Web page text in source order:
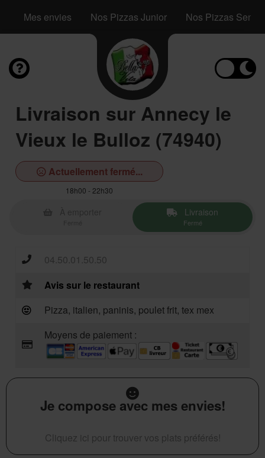
Mes envies Nos Pizzas Junior Nos Pizzas Senior
Livraison sur Annecy le
Vieux le Bulloz (74940)
Actuellement fermé...
18h00 - 22h30
Livraison
Fermé
04.50.01.50.50
Avis sur le restaurant
Pizza, italien, paninis, poulet frit, tex mex
Moyens de paiement :
Je compose avec mes envies!
Cliquez ici pour trouver vos plats préférés!